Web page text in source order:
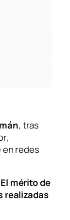
, tras
en redes
mérito de
realizadas